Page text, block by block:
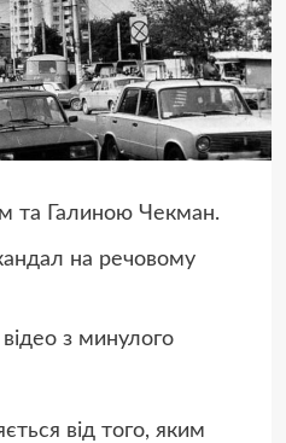
та Галиною Чекман.
на речовому
з минулого
від того, яким